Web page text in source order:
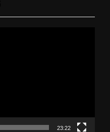
23:22